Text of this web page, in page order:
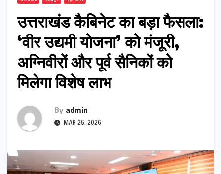
उत्तराखंड कैबिनेट का बड़ा फैसला:
‘वीर उद्यमी योजना’ को मंजूरी,
अग्निवीरों और पूर्व सैनिकों को
मिलेगा विशेष लाभ
By admin
MAR 25, 2026